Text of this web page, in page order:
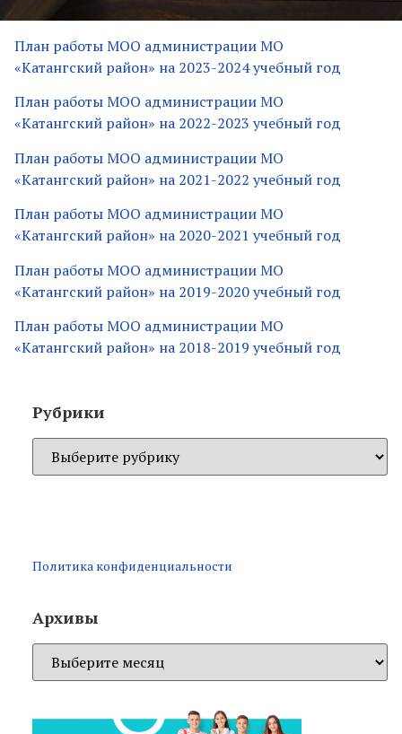
План работы МОО администрации МО
«Катангский район» на 2023-2024 учебный год
План работы МОО администрации МО
«Катангский район» на 2022-2023 учебный год
План работы МОО администрации МО
«Катангский район» на 2021-2022 учебный год
План работы МОО администрации МО
«Катангский район» на 2020-2021 учебный год
План работы МОО администрации МО
«Катангский район» на 2019-2020 учебный год
План работы МОО администрации МО
«Катангский район» на 2018-2019 учебный год
Рубрики
Политика конфиденциальности
Архивы